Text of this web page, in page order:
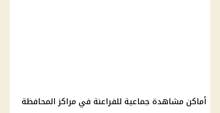
أماكن مشاهدة جماعية للفراعنة في مراكز المحافظة